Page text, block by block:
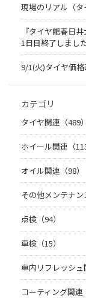
現場のリアル（タ
『タイヤ館春日
1日目終了しまし
9/1(火)タイヤ価
カテゴリ
タイヤ関連（489）
ホイール関連（113
オイル関連（98）
その他メンテナン
点検（94）
車検（15）
車内リフレッシュ
コーティング関連